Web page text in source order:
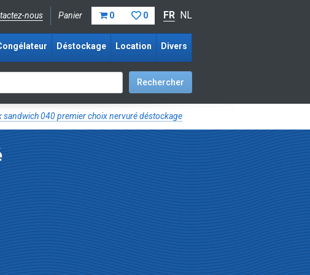
nous Panier 0 0 FR NL
Déstockage Location Divers
sandwich 040 premier choix nervuré déstockage